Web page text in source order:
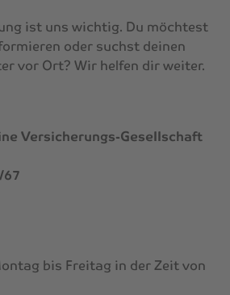
ist uns wichtig. Du möchtest
oder suchst deinen
vor Ort? Wir helfen dir weiter.
Versicherungs-Gesellschaft
67
bis Freitag in der Zeit von